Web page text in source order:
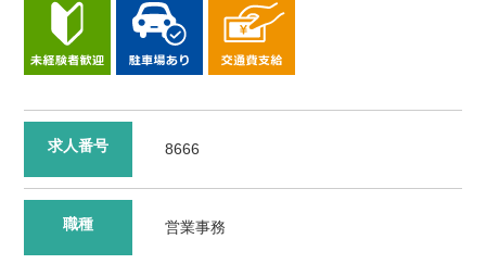
求人番号 8666
職種 営業事務